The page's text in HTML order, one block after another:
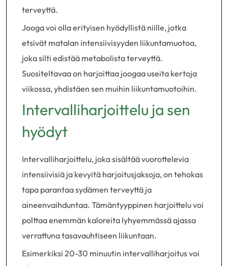
terveyttä.
Jooga voi olla erityisen hyödyllistä niille, jotka
etsivät matalan intensiivisyyden liikuntamuotoa,
joka silti edistää metabolista terveyttä.
Suositeltavaa on harjoittaa joogaa useita kertoja
viikossa, yhdistäen sen muihin liikuntamuotoihin.
Intervalliharjoittelu ja sen
hyödyt
Intervalliharjoittelu, joka sisältää vuorottelevia
intensiivisiä ja kevyitä harjoitusjaksoja, on tehokas
tapa parantaa sydämen terveyttä ja
aineenvaihduntaa. Tämäntyyppinen harjoittelu voi
polttaa enemmän kaloreita lyhyemmässä ajassa
verrattuna tasavauhtiseen liikuntaan.
Esimerkiksi 20-30 minuutin intervalliharjoitus voi